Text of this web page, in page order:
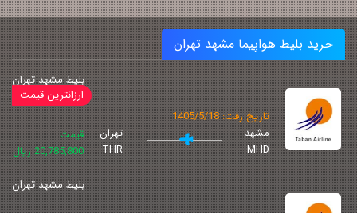
خرید بلیط هواپیما مشهد تهران
بلیط مشهد تهران
تاریخ رفت: 1405/5/18
مشهد
MHD
تهران
THR
قیمت:
20,785,800 ریال
بلیط مشهد تهران